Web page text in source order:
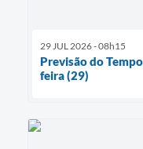
29 JUL 2026 - 08h15
Previsão do
feira (29)